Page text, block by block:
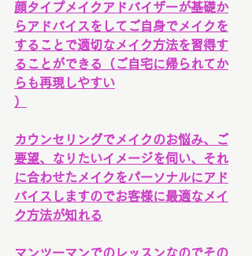
顔タイプメイクアドバイザーが基礎か
らアドバイスをしてご自身でメイクを
することで適切なメイク方法を習得す
ることができる（ご自宅に帰られてか
らも再現しやすい
）
カウンセリングでメイクのお悩み、ご
要望、なりたいイメージを伺い、それ
に合わせたメイクをパーソナルにアド
バイスしますのでお客様に最適なメイ
ク方法が知れる
マンツーマンでのレッスンなのでその